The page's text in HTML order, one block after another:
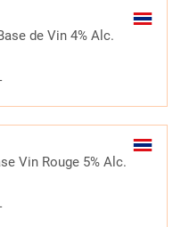
de Vin 4% Alc.
Vin Rouge 5% Alc.